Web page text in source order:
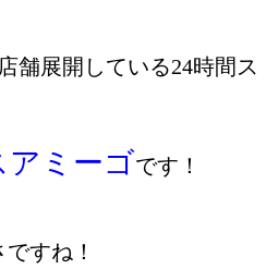
舗展開している24時間ス
アミーゴです！
すね！